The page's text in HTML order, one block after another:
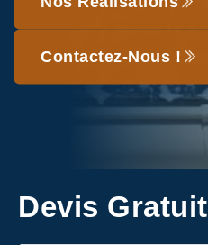
Contactez-Nous !
Devis Gratuit